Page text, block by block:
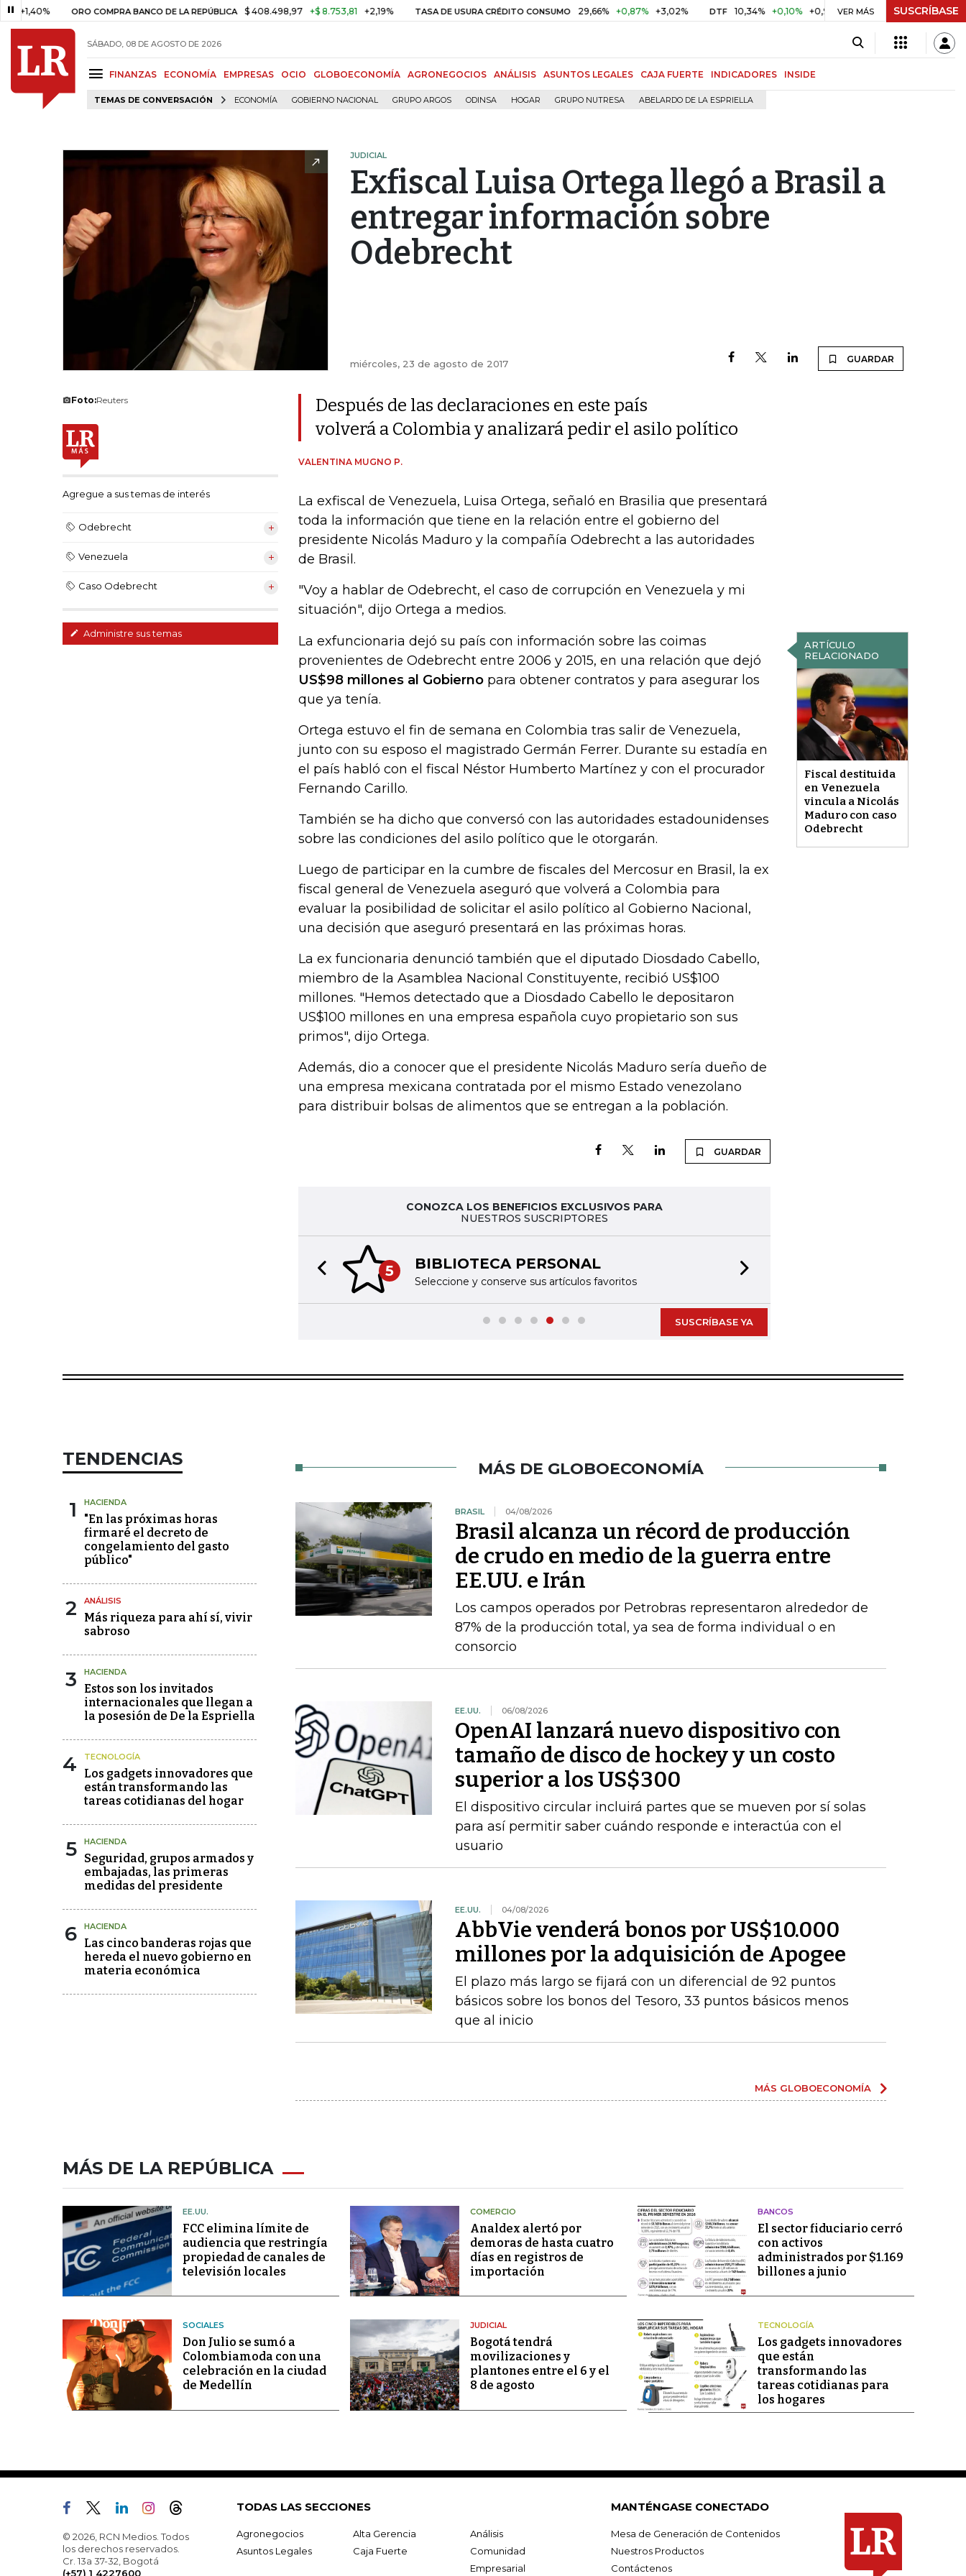
ORO COMPRA BANCO DE LA REPÚBLICA $ 408.498,97 +$ 8.753,81 +2,19% TASA DE USURA CRÉDITO CONSUMO 29,66% +0,87% +3,02% DTF 10,34% +0,10% +0,98% UVR $ 416,96 +$ 0,05 +0,01%
VER MÁS SUSCRÍBASE
SÁBADO, 08 DE AGOSTO DE 2026
FINANZAS ECONOMÍA EMPRESAS OCIO GLOBOECONOMÍA AGRONEGOCIOS ANÁLISIS ASUNTOS LEGALES CAJA FUERTE INDICADORES INSIDE
TEMAS DE CONVERSACIÓN ECONOMÍA GOBIERNO NACIONAL GRUPO ARGOS ODINSA HOGAR GRUPO NUTRESA ABELARDO DE LA ESPRIELLA
JUDICIAL
Exfiscal Luisa Ortega llegó a Brasil a
entregar información sobre
Odebrecht
miércoles, 23 de agosto de 2017 GUARDAR
Foto:Reuters
Agregue a sus temas de interés
Odebrecht
Venezuela
Caso Odebrecht
Administre sus temas
Después de las declaraciones en este país
volverá a Colombia y analizará pedir el asilo político
VALENTINA MUGNO P.
La exfiscal de Venezuela, Luisa Ortega, señaló en Brasilia que presentará
toda la información que tiene en la relación entre el gobierno del
presidente Nicolás Maduro y la compañía Odebrecht a las autoridades
de Brasil.
"Voy a hablar de Odebrecht, el caso de corrupción en Venezuela y mi
situación", dijo Ortega a medios.
ARTÍCULO
RELACIONADO
Fiscal destituida
en Venezuela
vincula a Nicolás
Maduro con caso
Odebrecht
La exfuncionaria dejó su país con información sobre las coimas
provenientes de Odebrecht entre 2006 y 2015, en una relación que dejó
US$98 millones al Gobierno para obtener contratos y para asegurar los
que ya tenía.
Ortega estuvo el fin de semana en Colombia tras salir de Venezuela,
junto con su esposo el magistrado Germán Ferrer. Durante su estadía en
el país habló con el fiscal Néstor Humberto Martínez y con el procurador
Fernando Carillo.
También se ha dicho que conversó con las autoridades estadounidenses
sobre las condiciones del asilo político que le otorgarán.
Luego de participar en la cumbre de fiscales del Mercosur en Brasil, la ex
fiscal general de Venezuela aseguró que volverá a Colombia para
evaluar la posibilidad de solicitar el asilo político al Gobierno Nacional,
una decisión que aseguró presentará en las próximas horas.
La ex funcionaria denunció también que el diputado Diosdado Cabello,
miembro de la Asamblea Nacional Constituyente, recibió US$100
millones. "Hemos detectado que a Diosdado Cabello le depositaron
US$100 millones en una empresa española cuyo propietario son sus
primos", dijo Ortega.
Además, dio a conocer que el presidente Nicolás Maduro sería dueño de
una empresa mexicana contratada por el mismo Estado venezolano
para distribuir bolsas de alimentos que se entregan a la población.
GUARDAR
CONOZCA LOS BENEFICIOS EXCLUSIVOS PARA
NUESTROS SUSCRIPTORES
5 BIBLIOTECA PERSONAL
Seleccione y conserve sus artículos favoritos
Previous slide
SUSCRÍBASE YA
TENDENCIAS
1 HACIENDA
"En las próximas horas
firmaré el decreto de
congelamiento del gasto
público"
2 ANÁLISIS
Más riqueza para ahí sí, vivir
sabroso
3 HACIENDA
Estos son los invitados
internacionales que llegan a
la posesión de De la Espriella
4 TECNOLOGÍA
Los gadgets innovadores que
están transformando las
tareas cotidianas del hogar
5 HACIENDA
Seguridad, grupos armados y
embajadas, las primeras
medidas del presidente
6 HACIENDA
Las cinco banderas rojas que
hereda el nuevo gobierno en
materia económica
MÁS DE GLOBOECONOMÍA
BRASIL 04/08/2026
Brasil alcanza un récord de producción
de crudo en medio de la guerra entre
EE.UU. e Irán
Los campos operados por Petrobras representaron alrededor de
87% de la producción total, ya sea de forma individual o en
consorcio
EE.UU. 06/08/2026
OpenAI lanzará nuevo dispositivo con
tamaño de disco de hockey y un costo
superior a los US$300
El dispositivo circular incluirá partes que se mueven por sí solas
para así permitir saber cuándo responde e interactúa con el
usuario
EE.UU. 04/08/2026
AbbVie venderá bonos por US$10.000
millones por la adquisición de Apogee
El plazo más largo se fijará con un diferencial de 92 puntos
básicos sobre los bonos del Tesoro, 33 puntos básicos menos
que al inicio
MÁS GLOBOECONOMÍA
MÁS DE LA REPÚBLICA
EE.UU.
FCC elimina límite de
audiencia que restringía
propiedad de canales de
televisión locales
COMERCIO
Analdex alertó por
demoras de hasta cuatro
días en registros de
importación
BANCOS
El sector fiduciario cerró
con activos
administrados por $1.169
billones a junio
SOCIALES
Don Julio se sumó a
Colombiamoda con una
celebración en la ciudad
de Medellín
JUDICIAL
Bogotá tendrá
movilizaciones y
plantones entre el 6 y el
8 de agosto
TECNOLOGÍA
Los gadgets innovadores
que están
transformando las
tareas cotidianas para
los hogares
© 2026, RCN Medios. Todos
los derechos reservados.
Cr. 13a 37-32, Bogotá
(+57) 1 4227600
TODAS LAS SECCIONES
Agronegocios Alta Gerencia
Análisis
Asuntos Legales
Caja Fuerte
Comunidad
Empresarial
MANTÉNGASE CONECTADO
Mesa de Generación de Contenidos
Nuestros Productos
Contáctenos